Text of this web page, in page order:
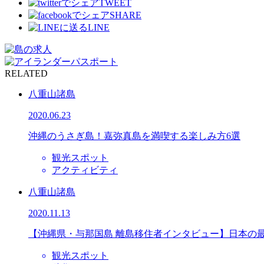
TWEET
SHARE
LINE
RELATED
八重山諸島
2020.06.23
沖縄のうさぎ島！嘉弥真島を満喫する楽しみ方6選
観光スポット
アクティビティ
八重山諸島
2020.11.13
【沖縄県・与那国島 離島移住者インタビュー】日本の
観光スポット